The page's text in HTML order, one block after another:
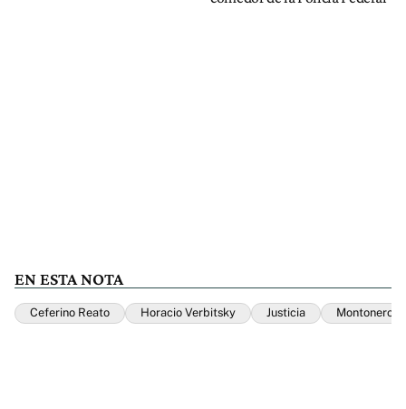
EN ESTA NOTA
Ceferino Reato Horacio Verbitsky Justicia Montoneros